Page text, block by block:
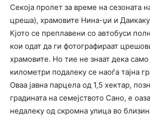
Секоја пролет за време на сезоната
цреша), храмовите Нина-џи и
Кјото се преплавени со автобуси
кои одат да ги фотографираат
храмовите. Но тие не знаат дека
километри подалеку се наоѓа тајна
Оваа јавна парцела од 1,5 хектар,
градината на семејството Сано, е
недалеку од скромна улица во